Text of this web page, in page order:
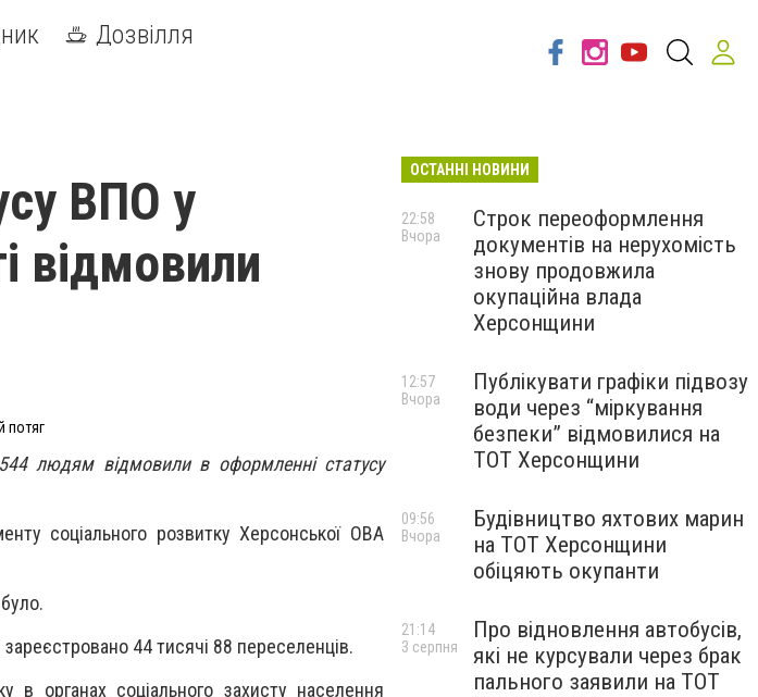
Дозвілля
ВПО у
відмовили
потяг
людям відмовили в оформленні статусу
соціального розвитку Херсонської ОВА
44 тисячі 88 переселенців.
органах соціального захисту населення
ОСТАННІ НОВИНИ
Строк переоформлення
документів на нерухомість
знову продовжила
окупаційна влада
Херсонщини
22:58
Вчора
Публікувати графіки підвозу
води через “міркування
безпеки” відмовилися на
ТОТ Херсонщини
12:57
Вчора
Будівництво яхтових марин
на ТОТ Херсонщини
обіцяють окупанти
09:56
Вчора
Про відновлення автобусів,
які не курсували через брак
пального заявили на ТОТ
21:14
3 серпня